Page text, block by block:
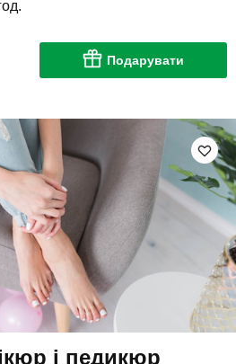
Подарувати
і педикюр